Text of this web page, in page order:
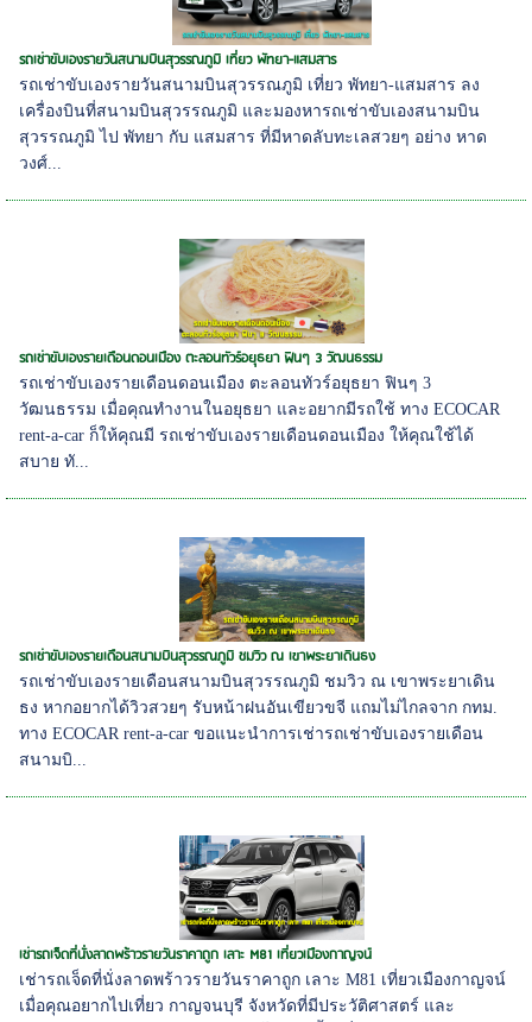
รถเช่าขับเองรายวันสนามบินสุวรรณภูมิ เที่ยว พัทยา-แสมสาร
รถเช่าขับเองรายวันสนามบินสุวรรณภูมิ เที่ยว พัทยา-แสมสาร ลง
เครื่องบินที่สนามบินสุวรรณภูมิ และมองหารถเช่าขับเองสนามบิน
สุวรรณภูมิ ไป พัทยา กับ แสมสาร ที่มีหาดลับทะเลสวยๆ อย่าง หาด
วงศ์...
รถเช่าขับเองรายเดือนดอนเมือง ตะลอนทัวร์อยุธยา ฟินๆ 3 วัฒนธรรม
รถเช่าขับเองรายเดือนดอนเมือง ตะลอนทัวร์อยุธยา ฟินๆ 3
วัฒนธรรม เมื่อคุณทำงานในอยุธยา และอยากมีรถใช้ ทาง ECOCAR
rent-a-car ก็ให้คุณมี รถเช่าขับเองรายเดือนดอนเมือง ให้คุณใช้ได้
สบาย ทั...
รถเช่าขับเองรายเดือนสนามบินสุวรรณภูมิ ชมวิว ณ เขาพระยาเดินธง
รถเช่าขับเองรายเดือนสนามบินสุวรรณภูมิ ชมวิว ณ เขาพระยาเดิน
ธง หากอยากได้วิวสวยๆ รับหน้าฝนอันเขียวขจี แถมไม่ไกลจาก กทม.
ทาง ECOCAR rent-a-car ขอแนะนำการเช่ารถเช่าขับเองรายเดือน
สนามบิ...
เช่ารถเจ็ดที่นั่งลาดพร้าวรายวันราคาถูก เลาะ M81 เที่ยวเมืองกาญจน์
เช่ารถเจ็ดที่นั่งลาดพร้าวรายวันราคาถูก เลาะ M81 เที่ยวเมืองกาญจน์
เมื่อคุณอยากไปเที่ยว กาญจนบุรี จังหวัดที่มีประวัติศาสตร์ และ